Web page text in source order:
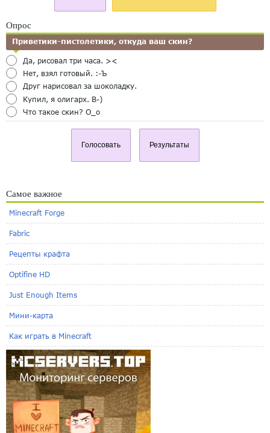
Опрос
Приветики-пистолетики, откуда ваш скин?
Да, рисовал три часа. ><
Нет, взял готовый. :-Ъ
Друг нарисовал за шоколадку.
Купил, я олигарх. B-)
Что такое скин? O_o
Голосовать Результаты
Самое важное
Minecraft Forge
Fabric
Рецепты крафта
Optifine HD
Just Enough Items
Мини-карта
Как играть в Minecraft